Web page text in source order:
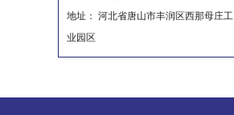
地址： 河北省唐山市丰润区西那母庄工
业园区